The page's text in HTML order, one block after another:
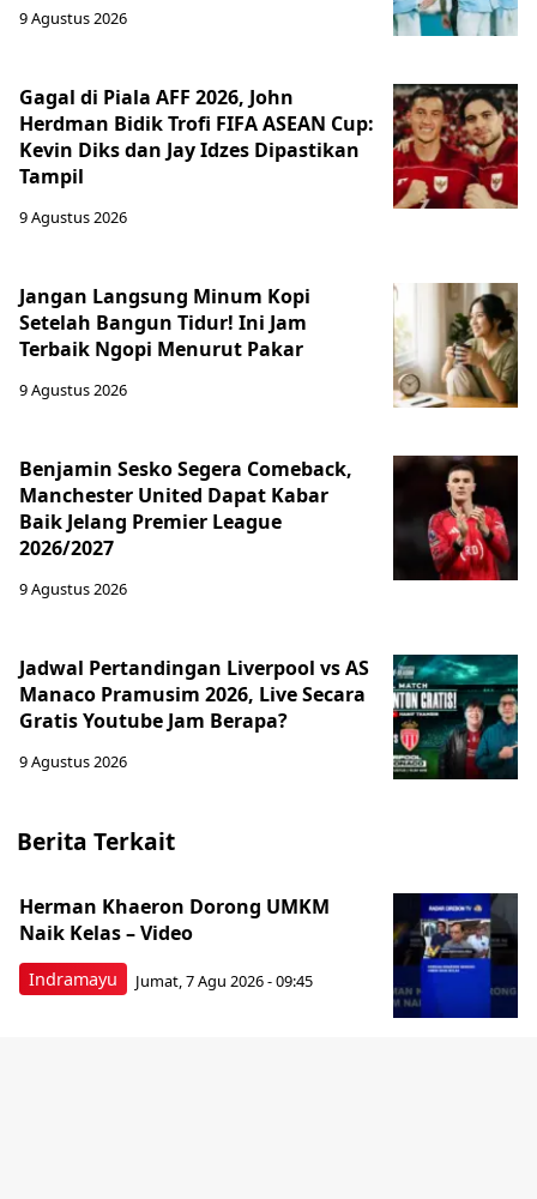
9 Agustus 2026
Gagal di Piala AFF 2026, John
Herdman Bidik Trofi FIFA ASEAN Cup:
Kevin Diks dan Jay Idzes Dipastikan
Tampil
9 Agustus 2026
Jangan Langsung Minum Kopi
Setelah Bangun Tidur! Ini Jam
Terbaik Ngopi Menurut Pakar
9 Agustus 2026
Benjamin Sesko Segera Comeback,
Manchester United Dapat Kabar
Baik Jelang Premier League
2026/2027
9 Agustus 2026
Jadwal Pertandingan Liverpool vs AS
Manaco Pramusim 2026, Live Secara
Gratis Youtube Jam Berapa?
9 Agustus 2026
Berita Terkait
Indramayu
Herman Khaeron Dorong UMKM
Naik Kelas – Video
Jumat, 7 Agu 2026 - 09:45